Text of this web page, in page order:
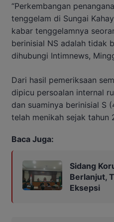
“Perkembangan
tenggelam di Sungai
kabar tenggelamnya
berinisial NS adalah tidak
dihubungi Intimnews,
Dari hasil pemeriksaan
dipicu persoalan internal
dan suaminya berinisial S
telah menikah sejak tahun
Baca Juga:
Sidang
Berlanjut,
Eksepsi